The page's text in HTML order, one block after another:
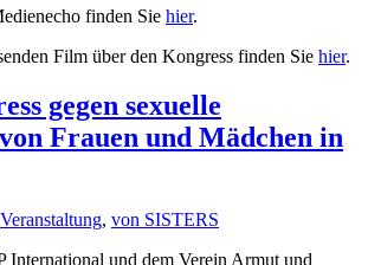
finden Sie hier.
Film über den Kongress finden Sie hier.
gegen sexuelle
Frauen und Mädchen in
Veranstaltung, von SISTERS
International und dem Verein Armut und